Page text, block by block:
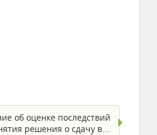
об оценке последствий
решения о сдачу в…